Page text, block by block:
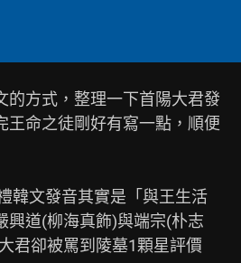
的方式，整理一下首陽大君發
王命之徒剛好有寫一點，順便
韓文發音其實是「與王生活
興道(柳海真飾)與端宗(朴志
君卻被罵到陵墓1顆星評價